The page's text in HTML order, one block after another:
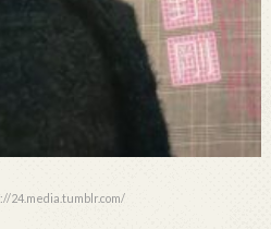
24.media.tumblr.com/